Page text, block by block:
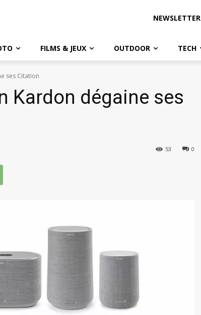
NEWSLETTER
FILMS & JEUX OUTDOOR TECH
ses Citation
Kardon dégaine ses
0
53